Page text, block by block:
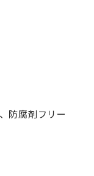
防腐剤フリー